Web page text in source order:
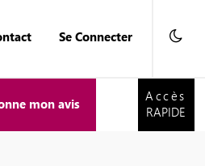
Se Connecter
Accès
mon avis
Accès
RAPIDE